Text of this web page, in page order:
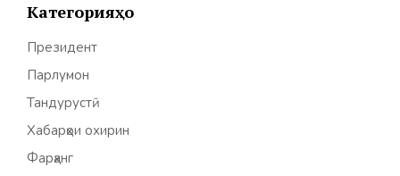
Категорияҳо
Президент
Парлумон
Тандурустӣ
Хабарҳои охирин
Фарҳанг